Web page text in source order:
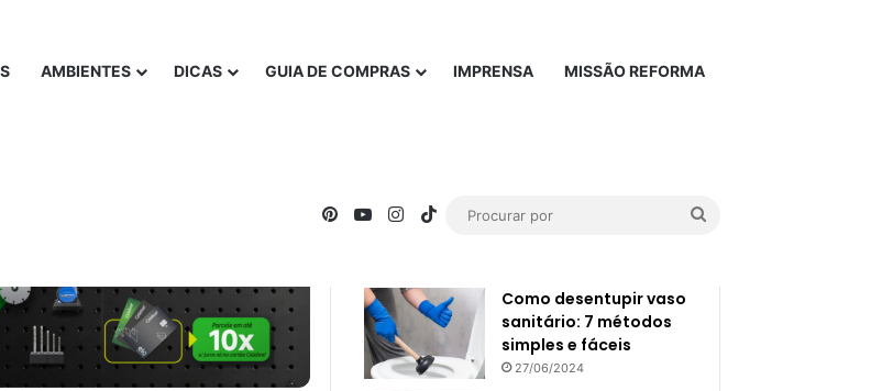
AMBIENTES DICAS GUIA DE COMPRAS IMPRENSA MISSÃO REFORMA
PinterestYouTubeInstagram
TikTok
Popular
Como desentupir vaso
sanitário: 7 métodos
simples e fáceis
27/06/2024